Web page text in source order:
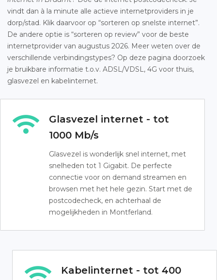
vindt dan à la minute alle actieve internetproviders in je
dorp/stad. Klik daarvoor op “sorteren op snelste internet”.
De andere optie is “sorteren op review” voor de beste
internetprovider van augustus 2026. Meer weten over de
verschillende verbindingstypes? Op deze pagina doorzoek
je bruikbare informatie t.o.v. ADSL/VDSL, 4G voor thuis,
glasvezel en kabelinternet.
Glasvezel internet - tot
1000 Mb/s
Glasvezel is wonderlijk snel internet, met
snelheden tot 1 Gigabit. De perfecte
connectie voor on demand streamen en
browsen met het hele gezin. Start met de
postcodecheck, en achterhaal de
mogelijkheden in Montferland.
Kabelinternet - tot 400